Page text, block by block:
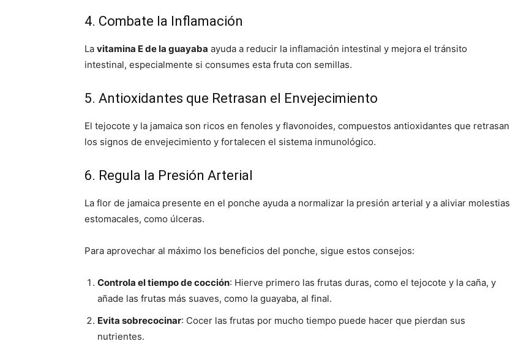
4. Combate la Inflamación
La vitamina E de la guayaba ayuda a reducir la inflamación intestinal y mejora el tránsito
intestinal, especialmente si consumes esta fruta con semillas.
5. Antioxidantes que Retrasan el Envejecimiento
El tejocote y la jamaica son ricos en fenoles y flavonoides, compuestos antioxidantes que retrasan
los signos de envejecimiento y fortalecen el sistema inmunológico.
6. Regula la Presión Arterial
La flor de jamaica presente en el ponche ayuda a normalizar la presión arterial y a aliviar molestias
estomacales, como úlceras.
Para aprovechar al máximo los beneficios del ponche, sigue estos consejos:
Controla el tiempo de cocción: Hierve primero las frutas duras, como el tejocote y la caña, y
añade las frutas más suaves, como la guayaba, al final.
Evita sobrecocinar: Cocer las frutas por mucho tiempo puede hacer que pierdan sus
nutrientes.